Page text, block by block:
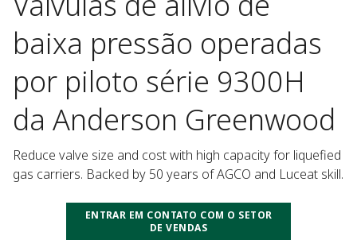
baixa pressão operadas
por piloto série 9300H
da Anderson Greenwood
Reduce valve size and cost with high capacity for liquefied
gas carriers. Backed by 50 years of AGCO and Luceat skill.
ENTRAR EM CONTATO COM O SETOR
DE VENDAS